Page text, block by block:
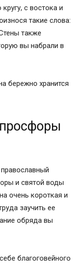
с востока и
такие слова:
также
вы набрали в
бережно хранится
и святой воды
очень короткая и
заучить ее
обряда вы
благоговейного